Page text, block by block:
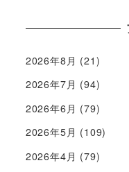
2026年8月 (21)
2026年7月 (94)
2026年6月 (79)
2026年5月 (109)
2026年4月 (79)